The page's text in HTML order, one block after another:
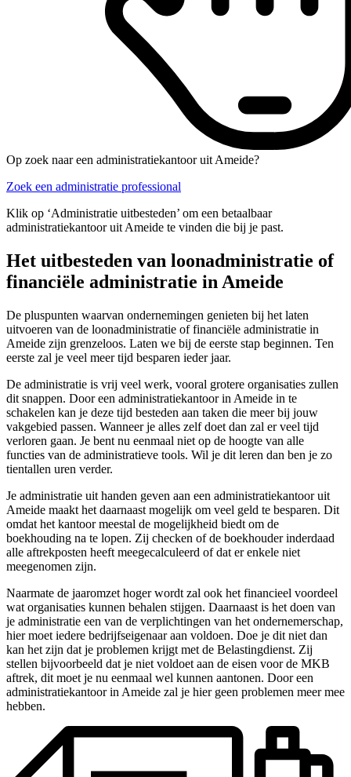
Op zoek naar een administratiekantoor uit Ameide?
Zoek een administratie professional
Klik op ‘Administratie uitbesteden’ om een betaalbaar
administratiekantoor uit Ameide te vinden die bij je past.
Het uitbesteden van loonadministratie of
financiële administratie in Ameide
De pluspunten waarvan ondernemingen genieten bij het laten
uitvoeren van de loonadministratie of financiële administratie in
Ameide zijn grenzeloos. Laten we bij de eerste stap beginnen. Ten
eerste zal je veel meer tijd besparen ieder jaar.
De administratie is vrij veel werk, vooral grotere organisaties zullen
dit snappen. Door een administratiekantoor in Ameide in te
schakelen kan je deze tijd besteden aan taken die meer bij jouw
vakgebied passen. Wanneer je alles zelf doet dan zal er veel tijd
verloren gaan. Je bent nu eenmaal niet op de hoogte van alle
functies van de administratieve tools. Wil je dit leren dan ben je zo
tientallen uren verder.
Je administratie uit handen geven aan een administratiekantoor uit
Ameide maakt het daarnaast mogelijk om veel geld te besparen. Dit
omdat het kantoor meestal de mogelijkheid biedt om de
boekhouding na te lopen. Zij checken of de boekhouder inderdaad
alle aftrekposten heeft meegecalculeerd of dat er enkele niet
meegenomen zijn.
Naarmate de jaaromzet hoger wordt zal ook het financieel voordeel
wat organisaties kunnen behalen stijgen. Daarnaast is het doen van
je administratie een van de verplichtingen van het ondernemerschap,
hier moet iedere bedrijfseigenaar aan voldoen. Doe je dit niet dan
kan het zijn dat je problemen krijgt met de Belastingdienst. Zij
stellen bijvoorbeeld dat je niet voldoet aan de eisen voor de MKB
aftrek, dit moet je nu eenmaal wel kunnen aantonen. Door een
administratiekantoor in Ameide zal je hier geen problemen meer mee
hebben.